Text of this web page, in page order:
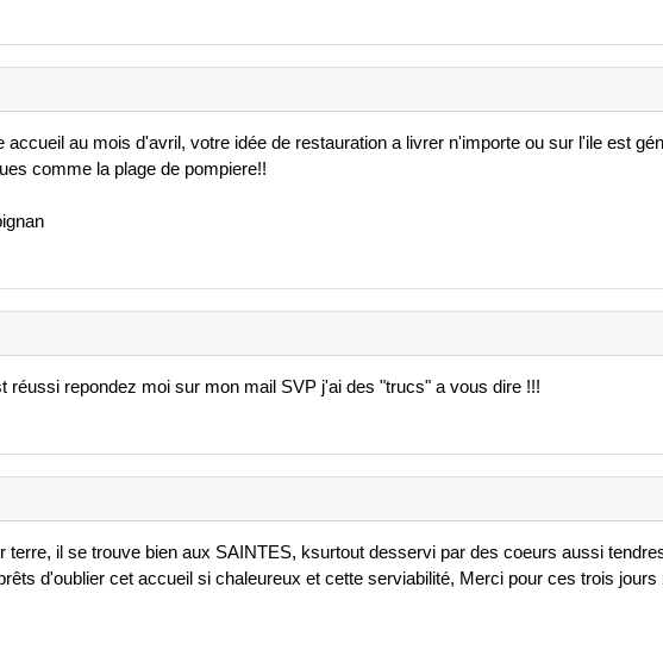
accueil au mois d'avril, votre idée de restauration a livrer n'importe ou sur l'ile est
comme la plage de pompiere!!
réussi repondez moi sur mon mail SVP j'ai des "trucs" a vous dire !!!
terre, il se trouve bien aux SAINTES, ksurtout desservi par des coeurs aussi
d'oublier cet accueil si chaleureux et cette serviabilité, Merci pour ces trois